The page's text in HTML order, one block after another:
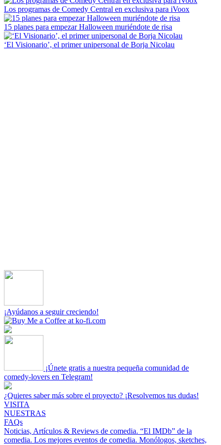
Los programas de Comedy Central en exclusiva para iVoox
15 planes para empezar Halloween muriéndote de risa
‘El Visionario’, el primer unipersonal de Borja Nicolau
¡Ayúdanos a seguir creciendo!
¡Únete gratis a nuestra pequeña comunidad de
comedy-lovers en Telegram!
¿Quieres saber más sobre el proyecto? ¡Resolvemos tus dudas!
VISITA
NUESTRAS
FAQs
Noticias, Artículos & Reviews de comedia. “El IMDb” de la
comedia. Los mejores eventos de comedia. Monólogos, sketches,